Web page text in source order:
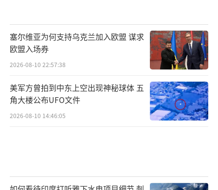
00万台，但这些出货量更多是在工业侧和服务
业侧的渗透，难以实现家庭侧的突破。家庭侧
需要的人形机器人是泛化的、通用的、多任务
的，对“大脑”的要求比较严苛。过去两三
年，AI发展速度惊人，王斐丽借鉴自动驾驶的
发展，认为人形机器人“大脑”的发展可能比
想象的速度更快。
（责任编辑：卢其龙 CM0882）
塞尔维亚为何支持乌克兰加入欧盟 谋求
欧盟入场券
2026-08-10 22:57:38
美军方曾拍到中东上空出现神秘球体 五
角大楼公布UFO文件
2026-08-10 14:46:05